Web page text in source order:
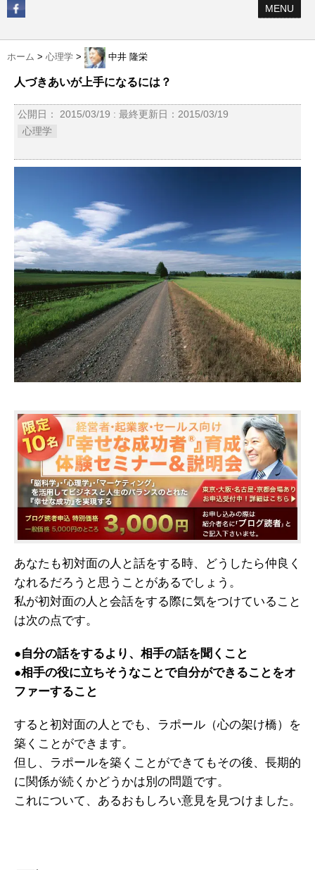
MENU
ホーム > 心理学 > 中井 隆栄
人づきあいが上手になるには？
公開日： 2015/03/19 : 最終更新日：2015/03/19
心理学
あなたも初対面の人と話をする時、どうしたら仲良く
なれるだろうと思うことがあるでしょう。
私が初対面の人と会話をする際に気をつけていること
は次の点です。
●自分の話をするより、相手の話を聞くこと
●相手の役に立ちそうなことで自分ができることをオ
ファーすること
すると初対面の人とでも、ラポール（心の架け橋）を
築くことができます。
但し、ラポールを築くことができてもその後、長期的
に関係が続くかどうかは別の問題です。
これについて、あるおもしろい意見を見つけました。